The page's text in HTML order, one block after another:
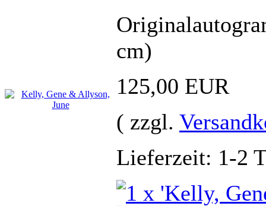
cm)
125,00 EUR
( zzgl.
Lieferzeit: 1-2